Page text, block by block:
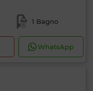
1 Bagno
WhatsApp